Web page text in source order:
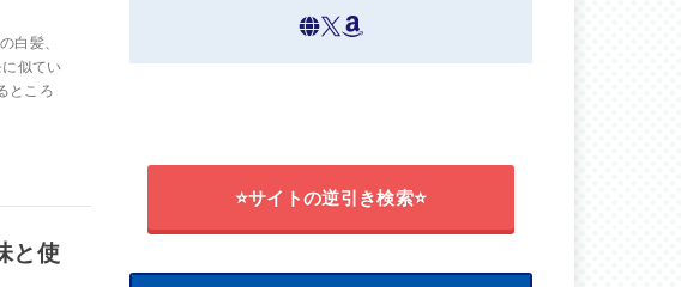
白髪、
似てい
ところ
と使
⭐サイトの逆引き検索⭐